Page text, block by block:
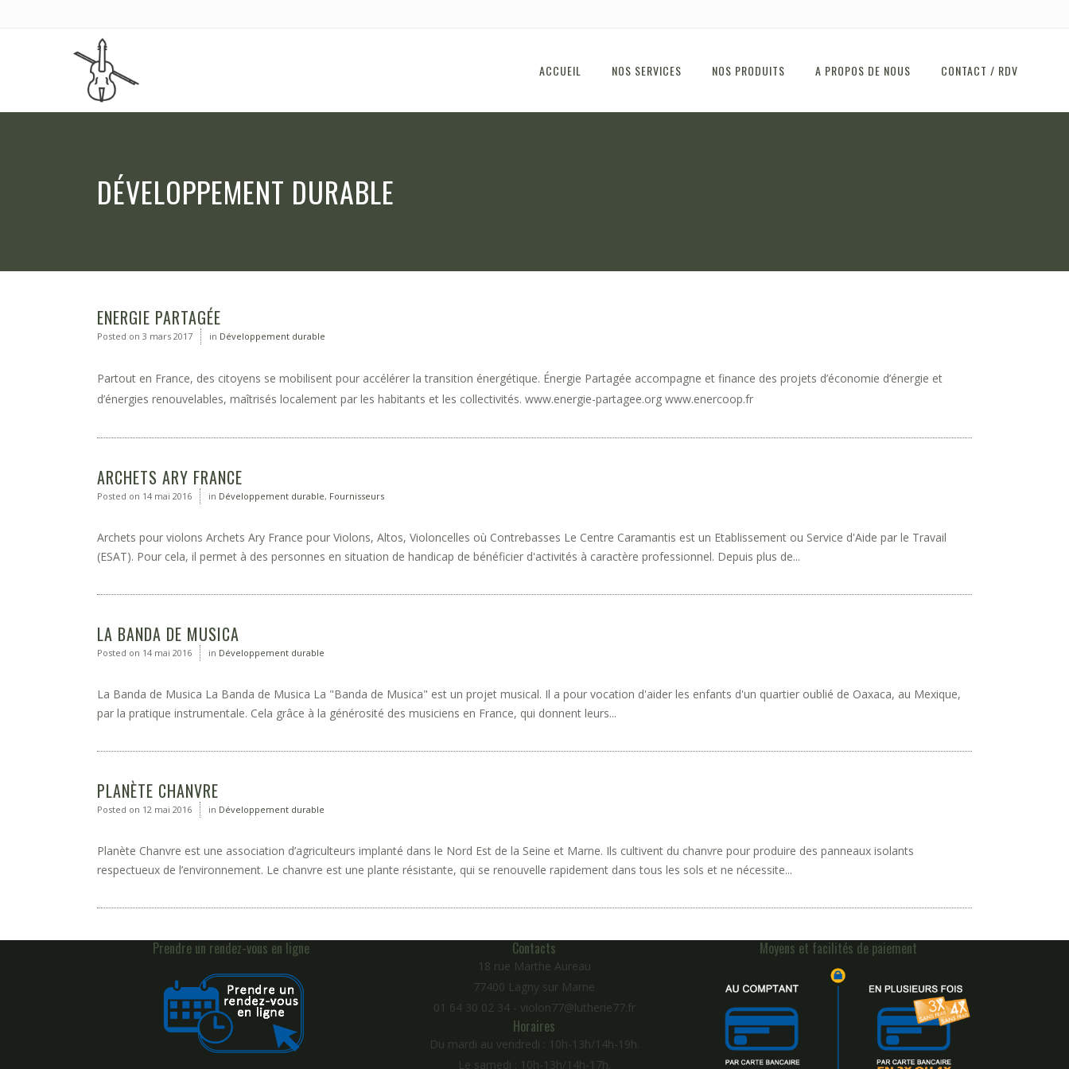
ACCUEIL NOS SERVICES NOS PRODUITS A PROPOS DE NOUS CONTACT / RDV
DÉVELOPPEMENT DURABLE
ENERGIE PARTAGÉE
Posted on 3 mars 2017 in Développement durable
Partout en France, des citoyens se mobilisent pour accélérer la transition énergétique. Énergie Partagée accompagne et finance des projets d’économie d’énergie et
d’énergies renouvelables, maîtrisés localement par les habitants et les collectivités. www.energie-partagee.org www.enercoop.fr
ARCHETS ARY FRANCE
Posted on 14 mai 2016 in Développement durable, Fournisseurs
Archets pour violons Archets Ary France pour Violons, Altos, Violoncelles où Contrebasses Le Centre Caramantis est un Etablissement ou Service d'Aide par le Travail
(ESAT). Pour cela, il permet à des personnes en situation de handicap de bénéficier d'activités à caractère professionnel. Depuis plus de...
LA BANDA DE MUSICA
Posted on 14 mai 2016 in Développement durable
La Banda de Musica La Banda de Musica La "Banda de Musica" est un projet musical. Il a pour vocation d'aider les enfants d'un quartier oublié de Oaxaca, au Mexique,
par la pratique instrumentale. Cela grâce à la générosité des musiciens en France, qui donnent leurs...
PLANÈTE CHANVRE
Posted on 12 mai 2016 in Développement durable
Planète Chanvre est une association d’agriculteurs implanté dans le Nord Est de la Seine et Marne. Ils cultivent du chanvre pour produire des panneaux isolants
respectueux de l’environnement. Le chanvre est une plante résistante, qui se renouvelle rapidement dans tous les sols et ne nécessite...
Prendre un rendez-vous en ligne Contacts
18 rue Marthe Aureau
77400 Lagny sur Marne
01 64 30 02 34 - violon77@lutherie77.fr
Horaires
Du mardi au vendredi : 10h-13h/14h-19h.
Le samedi : 10h-13h/14h-17h.
Moyens et facilités de paiement